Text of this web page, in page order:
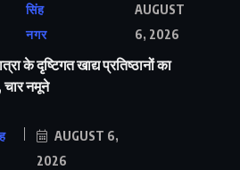
सिंह
नगर
AUGUST
6, 2026
के दृष्टिगत खाद्य प्रतिष्ठानों का
चार नमूने
AUGUST 6,
2026